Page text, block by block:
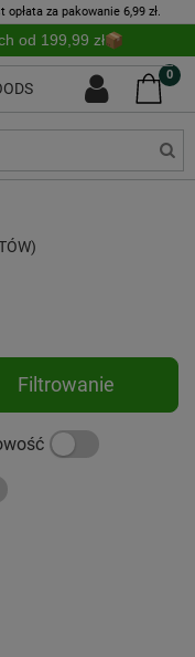
za pakowanie 6,99 zł.
od 199,99 zł
0
Filtrowanie